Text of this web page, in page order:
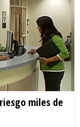
miles de